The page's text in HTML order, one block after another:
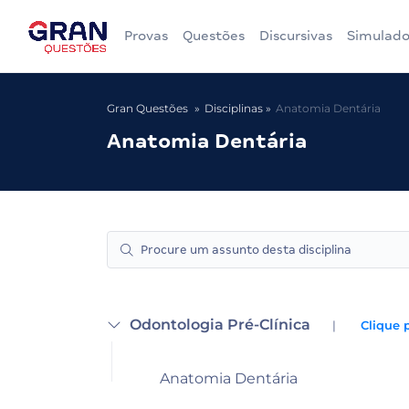
Provas Questões Discursivas
Gran Questões Disciplinas Anatomia Dentária
Anatomia Dentária
Odontologia Pré-Clínica | Clique
Anatomia Dentária